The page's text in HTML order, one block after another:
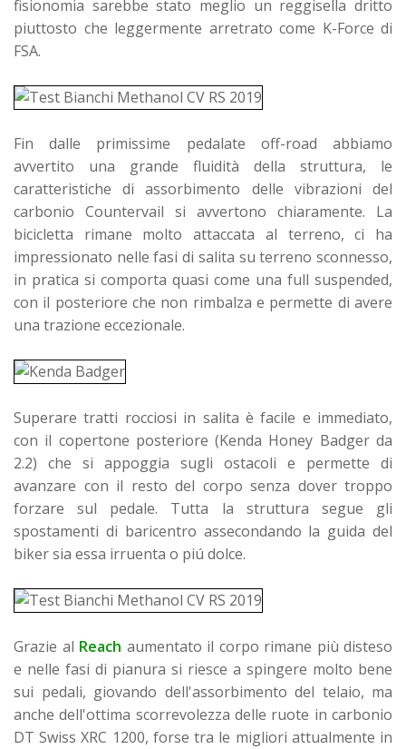
fisionomia sarebbe stato meglio un reggisella dritto
piuttosto che leggermente arretrato come K-Force di
FSA.
Fin dalle primissime pedalate off-road abbiamo
avvertito una grande fluidità della struttura, le
caratteristiche di assorbimento delle vibrazioni del
carbonio Countervail si avvertono chiaramente. La
bicicletta rimane molto attaccata al terreno, ci ha
impressionato nelle fasi di salita su terreno sconnesso,
in pratica si comporta quasi come una full suspended,
con il posteriore che non rimbalza e permette di avere
una trazione eccezionale.
Superare tratti rocciosi in salita è facile e immediato,
con il copertone posteriore (Kenda Honey Badger da
2.2) che si appoggia sugli ostacoli e permette di
avanzare con il resto del corpo senza dover troppo
forzare sul pedale. Tutta la struttura segue gli
spostamenti di baricentro assecondando la guida del
biker sia essa irruenta o piú dolce.
Grazie al Reach aumentato il corpo rimane più disteso
e nelle fasi di pianura si riesce a spingere molto bene
sui pedali, giovando dell'assorbimento del telaio, ma
anche dell'ottima scorrevolezza delle ruote in carbonio
DT Swiss XRC 1200, forse tra le migliori attualmente in